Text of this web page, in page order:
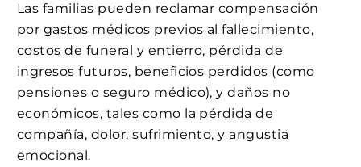
Las familias pueden reclamar compensación
por gastos médicos previos al fallecimiento,
costos de funeral y entierro, pérdida de
ingresos futuros, beneficios perdidos (como
pensiones o seguro médico), y daños no
económicos, tales como la pérdida de
compañía, dolor, sufrimiento, y angustia
emocional.